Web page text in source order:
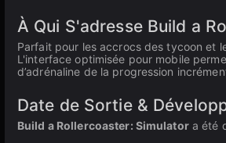
À Qui S'adresse Build a
Parfait pour les accrocs des tycoon et
L'interface optimisée pour mobile
d’adrénaline de la progression
Date de Sortie &
Build a Rollercoaster: Simulatora été